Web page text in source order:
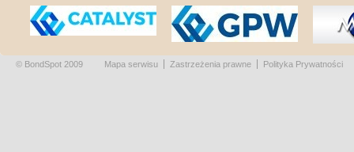
© BondSpot 2009 Mapa serwisu Zastrzeżenia prawne Polityka Prywatności